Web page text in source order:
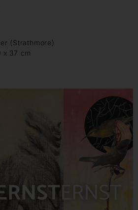
(Strathmore)
37 cm